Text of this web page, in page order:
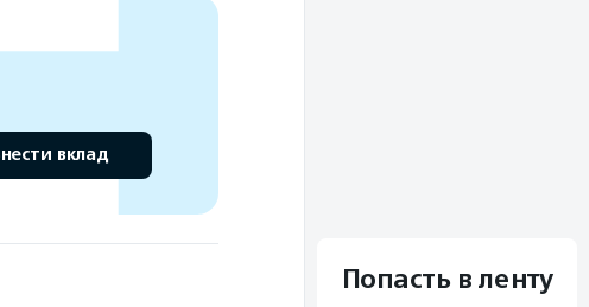
вклад
Попасть в ленту